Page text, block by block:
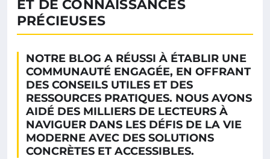
ET DE CONNAISSANCES
PRÉCIEUSES
NOTRE BLOG A RÉUSSI À ÉTABLIR UNE
COMMUNAUTÉ ENGAGÉE, EN OFFRANT
DES CONSEILS UTILES ET DES
RESSOURCES PRATIQUES. NOUS AVONS
AIDÉ DES MILLIERS DE LECTEURS À
NAVIGUER DANS LES DÉFIS DE LA VIE
MODERNE AVEC DES SOLUTIONS
CONCRÈTES ET ACCESSIBLES.